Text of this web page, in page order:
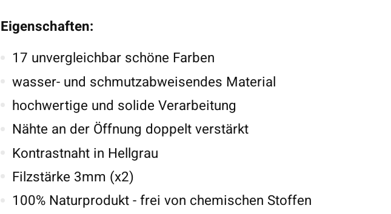
Eigenschaften:
17 unvergleichbar schöne Farben
wasser- und schmutzabweisendes Material
hochwertige und solide Verarbeitung
Nähte an der Öffnung doppelt verstärkt
Kontrastnaht in Hellgrau
Filzstärke 3mm (x2)
100% Naturprodukt - frei von chemischen Stoffen